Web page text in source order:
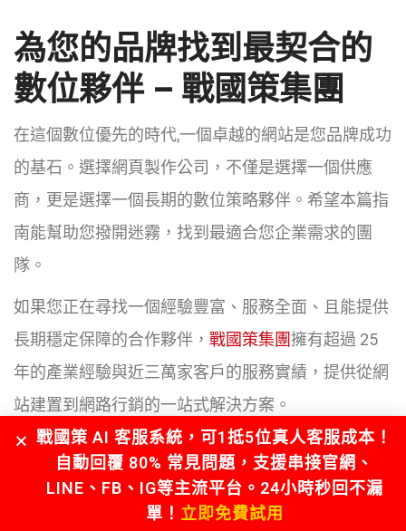
為您的品牌找到最契合的
數位夥伴 – 戰國策集團
在這個數位優先的時代,一個卓越的網站是您品牌成功
的基石。選擇網頁製作公司，不僅是選擇一個供應
商，更是選擇一個長期的數位策略夥伴。希望本篇指
南能幫助您撥開迷霧，找到最適合您企業需求的團
隊。
如果您正在尋找一個經驗豐富、服務全面、且能提供
長期穩定保障的合作夥伴， 戰國策集團擁有超過 25
年的產業經驗與近三萬家客戶的服務實績，提供從網
站建置到網路行銷的一站式解決方案。
我們承諾提供完整的網站原始碼，確保您擁有完整的
網站所有權，不會被廠商綁架。立即聯繫我們的專業
顧問，讓我們為您規劃最有效的數位轉型藍圖！
戰國策 AI 客服系統，可1抵5位真人客服成本！
自動回覆 80% 常見問題，支援串接官網、
LINE、FB、IG等主流平台。24小時秒回不漏
單！ 立即免費試用